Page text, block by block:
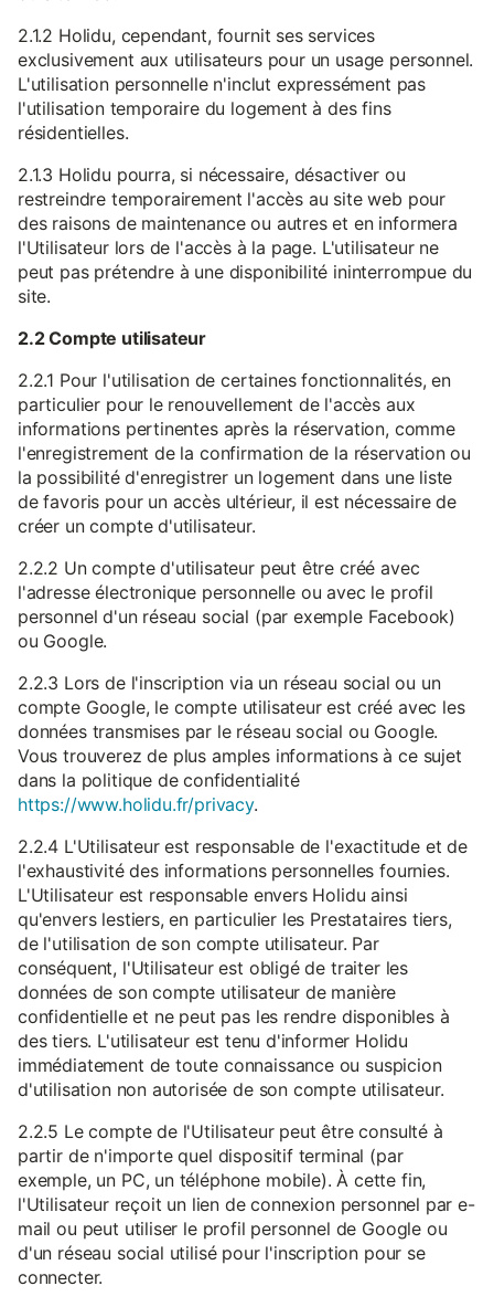
2.1.2 Holidu, cependant, fournit ses services
exclusivement aux utilisateurs pour un usage personnel.
L'utilisation personnelle n'inclut expressément pas
l'utilisation temporaire du logement à des fins
résidentielles.
2.1.3 Holidu pourra, si nécessaire, désactiver ou
restreindre temporairement l'accès au site web pour
des raisons de maintenance ou autres et en informera
l'Utilisateur lors de l'accès à la page. L'utilisateur ne
peut pas prétendre à une disponibilité ininterrompue du
site.
2.2 Compte utilisateur
2.2.1 Pour l'utilisation de certaines fonctionnalités, en
particulier pour le renouvellement de l'accès aux
informations pertinentes après la réservation, comme
l'enregistrement de la confirmation de la réservation ou
la possibilité d'enregistrer un logement dans une liste
de favoris pour un accès ultérieur, il est nécessaire de
créer un compte d'utilisateur.
2.2.2 Un compte d'utilisateur peut être créé avec
l'adresse électronique personnelle ou avec le profil
personnel d'un réseau social (par exemple Facebook)
ou Google.
2.2.3 Lors de l'inscription via un réseau social ou un
compte Google, le compte utilisateur est créé avec les
données transmises par le réseau social ou Google.
Vous trouverez de plus amples informations à ce sujet
dans la politique de confidentialité
https://www.holidu.fr/privacy.
2.2.4 L'Utilisateur est responsable de l'exactitude et de
l'exhaustivité des informations personnelles fournies.
L'Utilisateur est responsable envers Holidu ainsi
qu'envers lestiers, en particulier les Prestataires tiers,
de l'utilisation de son compte utilisateur. Par
conséquent, l'Utilisateur est obligé de traiter les
données de son compte utilisateur de manière
confidentielle et ne peut pas les rendre disponibles à
des tiers. L'utilisateur est tenu d'informer Holidu
immédiatement de toute connaissance ou suspicion
d'utilisation non autorisée de son compte utilisateur.
2.2.5 Le compte de l'Utilisateur peut être consulté à
partir de n'importe quel dispositif terminal (par
exemple, un PC, un téléphone mobile). À cette fin,
l'Utilisateur reçoit un lien de connexion personnel par e-
mail ou peut utiliser le profil personnel de Google ou
d'un réseau social utilisé pour l'inscription pour se
connecter.